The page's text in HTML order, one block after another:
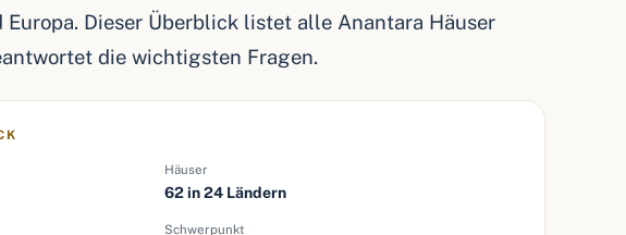
Dieser Überblick listet alle Anantara Häuser
die wichtigsten Fragen.
Häuser
62 in 24 Ländern
Schwerpunkt